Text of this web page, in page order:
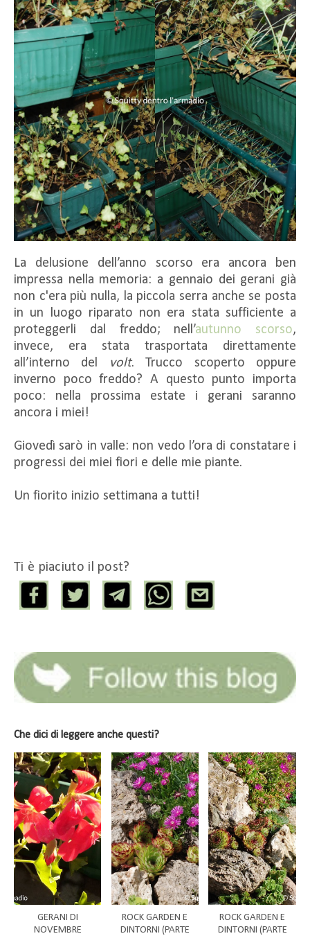
La delusione dell’anno scorso era ancora ben
impressa nella memoria: a gennaio dei gerani già
non c'era più nulla, la piccola serra anche se posta
in un luogo riparato non era stata sufficiente a
proteggerli dal freddo; nell’autunno scorso,
invece, era stata trasportata direttamente
all’interno del
volt. Trucco scoperto oppure
inverno poco freddo? A questo punto importa
poco: nella prossima estate i gerani saranno
ancora i miei!
Giovedì sarò in valle: non vedo l’ora di constatare i
progressi dei miei fiori e delle mie piante.
Un fiorito inizio settimana a tutti!
Ti è piaciuto il post?
Che dici di leggere anche questi?
GERANI DI
NOVEMBRE
ROCK GARDEN E
DINTORNI (PARTE
ROCK GARDEN E
DINTORNI (PARTE